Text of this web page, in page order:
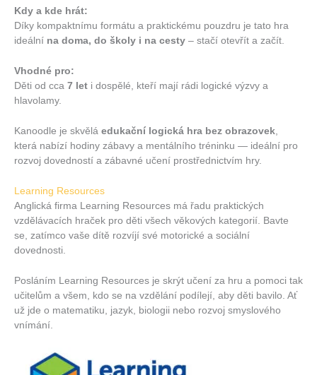
Kdy a kde hrát:
Díky kompaktnímu formátu a praktickému pouzdru je tato hra
ideální na doma, do školy i na cesty – stačí otevřít a začít.
Vhodné pro:
Děti od cca 7 let i dospělé, kteří mají rádi logické výzvy a
hlavolamy.
Kanoodle je skvělá edukační logická hra bez obrazovek
která nabízí hodiny zábavy a mentálního tréninku — ideální pro
rozvoj dovedností a zábavné učení prostřednictvím hry.
Learning Resources
Anglická firma Learning Resources má řadu praktických
vzdělávacích hraček pro děti všech věkových kategorií. Bavte
se, zatímco vaše dítě rozvíjí své motorické a sociální
dovednosti.
Posláním Learning Resources je skrýt učení za hru a pomoci tak
učitelům a všem, kdo se na vzdělání podílejí, aby děti bavilo. Ať
už jde o matematiku, jazyk, biologii nebo rozvoj smyslového
vnímání.